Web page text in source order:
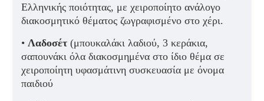
Ελληνικής ποιότητας, με χειροποίητο ανάλογο
διακοσμητικό θέματος ζωγραφισμένο στο χέρι.
• Λαδοσέτ (μπουκαλάκι λαδιού, 3 κεράκια,
σαπουνάκι όλα διακοσμημένα στο ίδιο θέμα σε
χειροποίητη υφασμάτινη συσκευασία με όνομα
παιδιού